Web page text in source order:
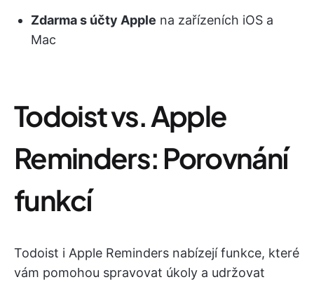
Zdarma s účty Apple na zařízeních iOS a
Mac
Todoist vs. Apple
Reminders: Porovnání
funkcí
Todoist i Apple Reminders nabízejí funkce, které
vám pomohou spravovat úkoly a udržovat